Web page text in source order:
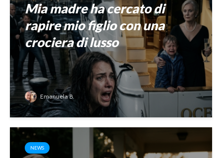
Mia madre ha cercato di
rapire mio figlio con una
crociera di lusso
Emanuela B.
NEWS